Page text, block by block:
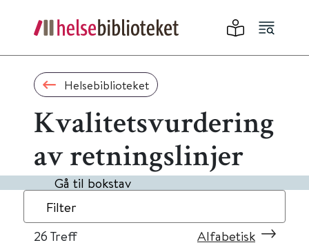
Helsebiblioteket
Kvalitetsvurdering
av retningslinjer
Gå til bokstav
Filter
26 Treff Alfabetisk